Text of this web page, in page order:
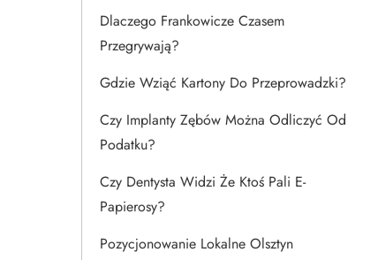
Dlaczego Frankowicze Czasem
Przegrywają?
Gdzie Wziąć Kartony Do Przeprowadzki?
Czy Implanty Zębów Można Odliczyć Od
Podatku?
Czy Dentysta Widzi Że Ktoś Pali E-
Papierosy?
Pozycjonowanie Lokalne Olsztyn